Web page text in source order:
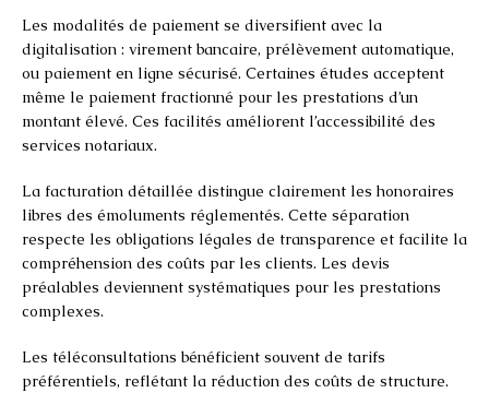
Les modalités de paiement se diversifient avec la
digitalisation : virement bancaire, prélèvement automatique,
ou paiement en ligne sécurisé. Certaines études acceptent
même le paiement fractionné pour les prestations d’un
montant élevé. Ces facilités améliorent l’accessibilité des
services notariaux.
La facturation détaillée distingue clairement les honoraires
libres des émoluments réglementés. Cette séparation
respecte les obligations légales de transparence et facilite la
compréhension des coûts par les clients. Les devis
préalables deviennent systématiques pour les prestations
complexes.
Les téléconsultations bénéficient souvent de tarifs
préférentiels, reflétant la réduction des coûts de structure.